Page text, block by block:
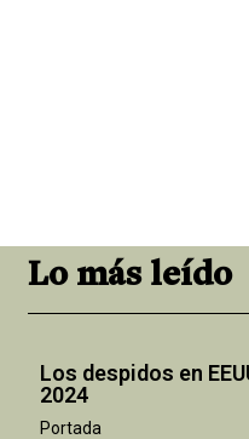
Lo más leído
Los despidos en
2024
Portada